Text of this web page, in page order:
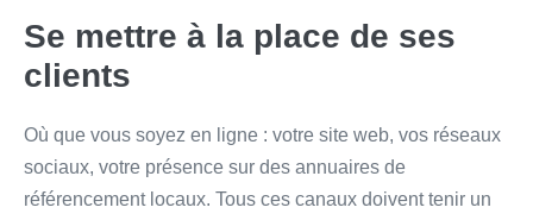
Se mettre à la place de ses
clients
Où que vous soyez en ligne : votre site web, vos réseaux
sociaux, votre présence sur des annuaires de
référencement locaux. Tous ces canaux doivent tenir un